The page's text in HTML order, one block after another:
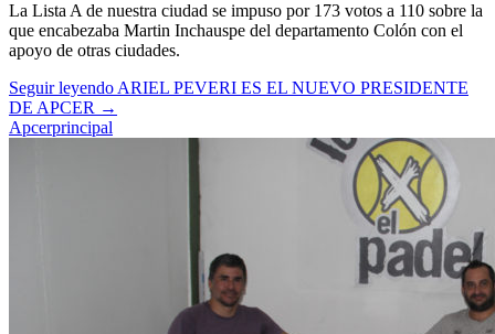
La Lista A de nuestra ciudad se impuso por 173 votos a 110 sobre la
que encabezaba Martin Inchauspe del departamento Colón con el
apoyo de otras ciudades.
Seguir leyendo ARIEL PEVERI ES EL NUEVO PRESIDENTE
DE APCER →
Apcerprincipal